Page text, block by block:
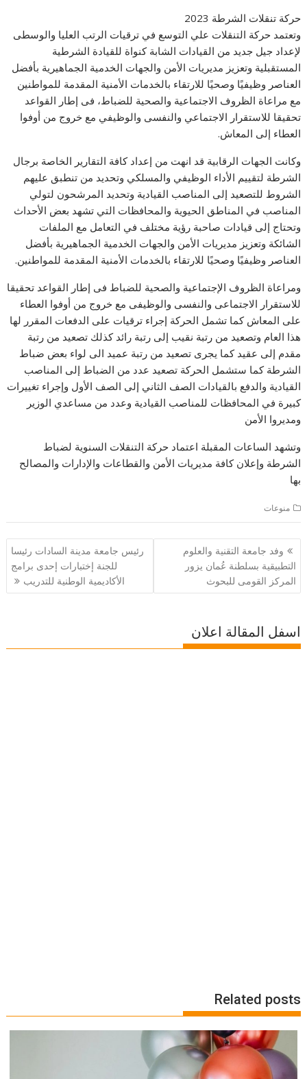
حركة تنقلات الشرطة 2023
وتعتمد حركة التنقلات علي التوسع في ترقيات الرتب العليا والوسطى
لإعداد جيل جديد من القيادات الشابة كنواة للقيادة الشرطية
المستقبلية وتعزيز مديريات الأمن والجهات الخدمية الجماهيرية بأفضل
العناصر وظيفيًا وصحيًا للارتقاء بالخدمات الأمنية المقدمة للمواطنين
مع مراعاة الظروف الاجتماعية والصحية للضباط، فى إطار القواعد
تحقيقا للاستقرار الاجتماعي والنفسى والوظيفي مع خروج من أوفوا
العطاء إلى المعاش.
وكانت الجهات الرقابية قد انهت من إعداد كافة التقارير الخاصة برجال
الشرطة لتقييم الأداء الوظيفي والمسلكي وتحديد من تنطبق عليهم
الشروط للتصعيد إلى المناصب القيادية وتحديد المرشحون لتولي
المناصب في المناطق الحيوية والمحافظات التي تشهد بعض الأحداث
وتحتاج إلى قيادات صاحبة رؤية مختلف في التعامل مع الملفات
الشائكة وتعزيز مديريات الأمن والجهات الخدمية الجماهيرية بأفضل
العناصر وظيفيًا وصحيًا للارتقاء بالخدمات الأمنية المقدمة للمواطنين.
ومراعاة الظروف الإجتماعية والصحية للضباط فى إطار القواعد تحقيقا
للاستقرار الاجتماعى والنفسى والوظيفى مع خروج من أوفوا العطاء
على المعاش كما تشمل الحركة إجراء ترقيات على الدفعات المقرر لها
هذا العام وتصعيد من رتبة نقيب إلى رتبة رائد كذلك تصعيد من رتبة
مقدم إلى عقيد كما يجرى تصعيد من رتبة عميد الى لواء بعض ضباط
الشرطة كما ستشمل الحركة تصعيد عدد من الضباط إلى المناصب
القيادية والدفع بالقيادات الصف الثاني إلى الصف الأول وإجراء تغييرات
كبيرة في المحافظات للمناصب القيادية وعدد من مساعدي الوزير
ومديروا الأمن
وتشهد الساعات المقبلة اعتماد حركة التنقلات السنوية لضباط
الشرطة وإعلان كافة مديريات الأمن والقطاعات والإدارات والمصالح
بها
منوعات
تصفّح
المقالات
وفد جامعة التقنية والعلوم
التطبيقية بسلطنة عُمان يزور
المركز القومى للبحوث
رئيس جامعة مدينة السادات رئيسا
للجنة إختبارات إحدى برامج
الأكاديمية الوطنية للتدريب
اسفل المقالة اعلان
Related posts